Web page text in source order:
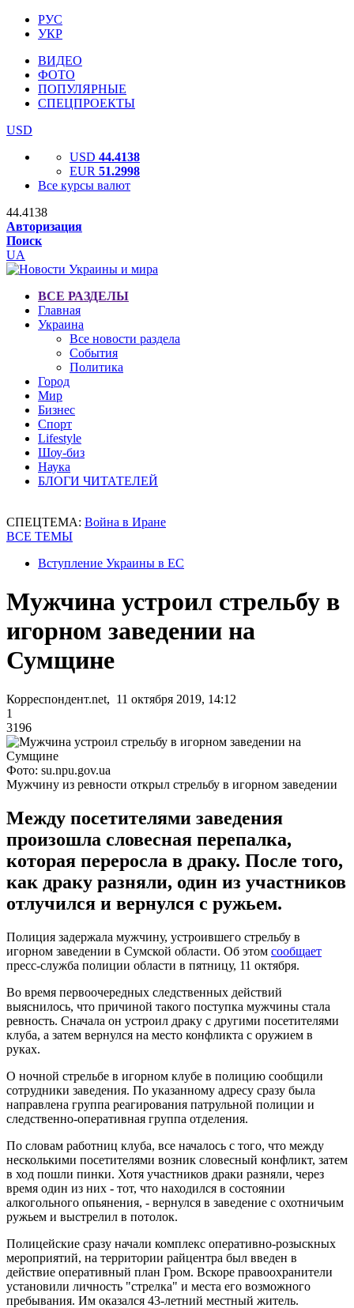
РУС
УКР
ВИДЕО
ФОТО
ПОПУЛЯРНЫЕ
СПЕЦПРОЕКТЫ
USD
USD 44.4138
EUR 51.2998
Все курсы валют
44.4138
Авторизация
Поиск
UA
ВСЕ РАЗДЕЛЫ
Главная
Украина
Все новости раздела
События
Политика
Город
Мир
Бизнес
Спорт
Lifestyle
Шоу-биз
Наука
БЛОГИ ЧИТАТЕЛЕЙ
СПЕЦТЕМА: Война в Иране
ВСЕ ТЕМЫ
Вступление Украины в ЕС
Мужчина устроил стрельбу в
игорном заведении на
Сумщине
Корреспондент.net, 11 октября 2019, 14:12
1
3196
Фото: su.npu.gov.ua
Мужчину из ревности открыл стрельбу в игорном заведении
Между посетителями заведения
произошла словесная перепалка,
которая переросла в драку. После того,
как драку разняли, один из участников
отлучился и вернулся с ружьем.
Полиция задержала мужчину, устроившего стрельбу в
игорном заведении в Сумской области. Об этом сообщает
пресс-служба полиции области в пятницу, 11 октября.
Во время первоочередных следственных действий
выяснилось, что причиной такого поступка мужчины стала
ревность. Сначала он устроил драку с другими посетителями
клуба, а затем вернулся на место конфликта с оружием в
руках.
О ночной стрельбе в игорном клубе в полицию сообщили
сотрудники заведения. По указанному адресу сразу была
направлена ​​группа реагирования патрульной полиции и
следственно-оперативная группа отделения.
По словам работниц клуба, все началось с того, что между
несколькими посетителями возник словесный конфликт, затем
в ход пошли пинки. Хотя участников драки разняли, через
время один из них - тот, что находился в состоянии
алкогольного опьянения, - вернулся в заведение с охотничьим
ружьем и выстрелил в потолок.
Полицейские сразу начали комплекс оперативно-розыскных
мероприятий, на территории райцентра был введен в
действие оперативный план Гром. Вскоре правоохранители
установили личность "стрелка" и места его возможного
пребывания. Им оказался 43-летний местный житель.